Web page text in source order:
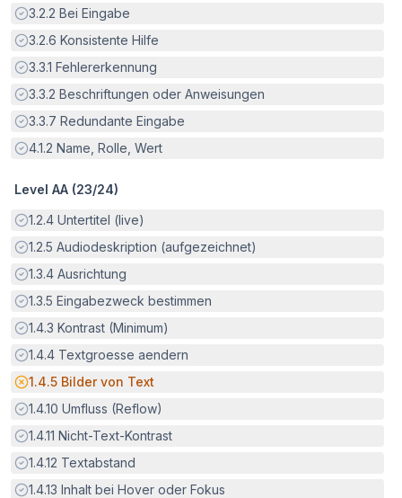
Erfüllt:
3.2.2 Bei Eingabe
Erfüllt:
3.2.6 Konsistente Hilfe
Erfüllt:
3.3.1 Fehlererkennung
Erfüllt:
3.3.2 Beschriftungen oder Anweisungen
Erfüllt:
3.3.7 Redundante Eingabe
Erfüllt:
4.1.2 Name, Rolle, Wert
Level AA (23/24)
Erfüllt:
1.2.4 Untertitel (live)
Erfüllt:
1.2.5 Audiodeskription (aufgezeichnet)
Erfüllt:
1.3.4 Ausrichtung
Erfüllt:
1.3.5 Eingabezweck bestimmen
Erfüllt:
1.4.3 Kontrast (Minimum)
Erfüllt:
1.4.4 Textgroesse aendern
Potenzielle Barriere:
1.4.5 Bilder von Text
Erfüllt:
1.4.10 Umfluss (Reflow)
Erfüllt:
1.4.11 Nicht-Text-Kontrast
Erfüllt:
1.4.12 Textabstand
Erfüllt:
1.4.13 Inhalt bei Hover oder Fokus